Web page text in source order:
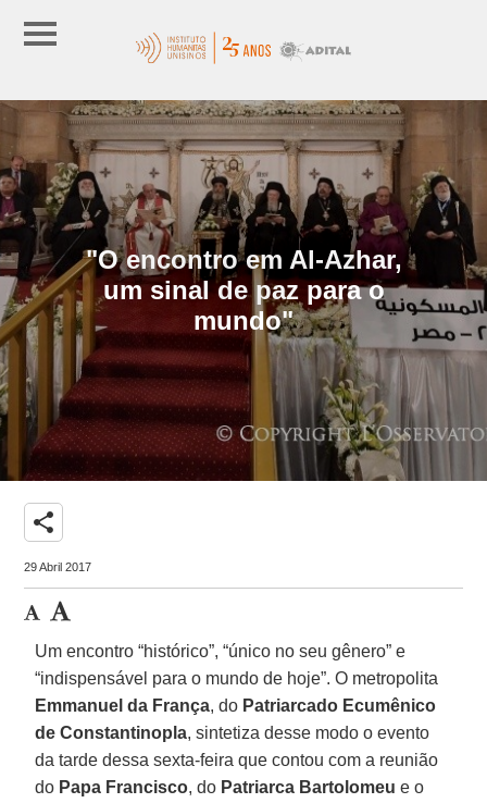
"O encontro em Al-Azhar,
um sinal de paz para o
mundo"
share
29 Abril 2017
Um encontro “histórico”, “único no seu gênero” e
“indispensável para o mundo de hoje”. O metropolita
Emmanuel da França, do Patriarcado Ecumênico
de Constantinopla, sintetiza desse modo o evento
da tarde dessa sexta-feira que contou com a reunião
do Papa Francisco, do Patriarca Bartolomeu e o